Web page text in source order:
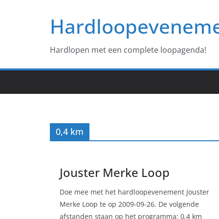
Hardlopen met een complete loopagenda!
0,4 km
Jouster Merke Loop
Doe mee met het hardloopevenement Jouster
Merke Loop te op 2009-09-26. De volgende
afstanden staan op het programma: 0,4 km